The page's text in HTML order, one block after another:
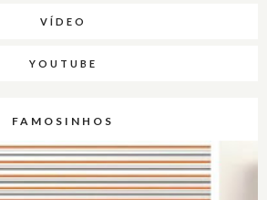
VÍDEO
YOUTUBE
FAMOSINHOS